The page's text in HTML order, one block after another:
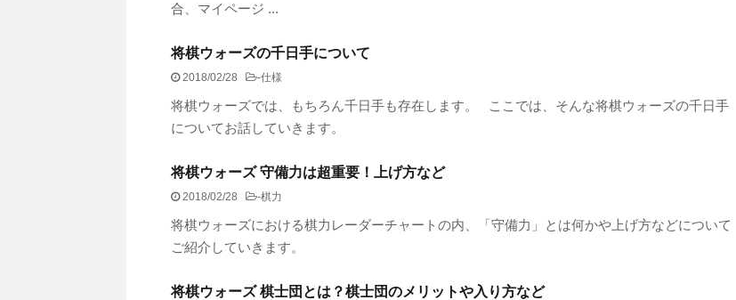
合、マイページ ...
将棋ウォーズの千日手について
2018/02/28 -仕様
将棋ウォーズでは、もちろん千日手も存在します。 ここでは、そんな将棋ウォーズの千日手
についてお話していきます。
将棋ウォーズ 守備力は超重要！上げ方など
2018/02/28 -棋力
将棋ウォーズにおける棋力レーダーチャートの内、「守備力」とは何かや上げ方などについて
ご紹介していきます。
将棋ウォーズ 棋士団とは？棋士団のメリットや入り方など